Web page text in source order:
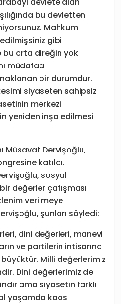
devlete alan
bu devletten
Mahkum
edilmişsiniz gibi
bu orta direğin yok
müdafaa
bir durumdur.
siyaseten sahipsiz
merkezi
yeniden inşa edilmesi
Müsavat Dervişoğlu,
katıldı.
sosyal
değerler çatışması
verilmeye
şunları söyledi:
dini değerleri, manevi
ve partilerin intisarına
Milli değerlerimiz
Dini değerlerimiz de
ama siyasetin farklı
yaşamda kaos